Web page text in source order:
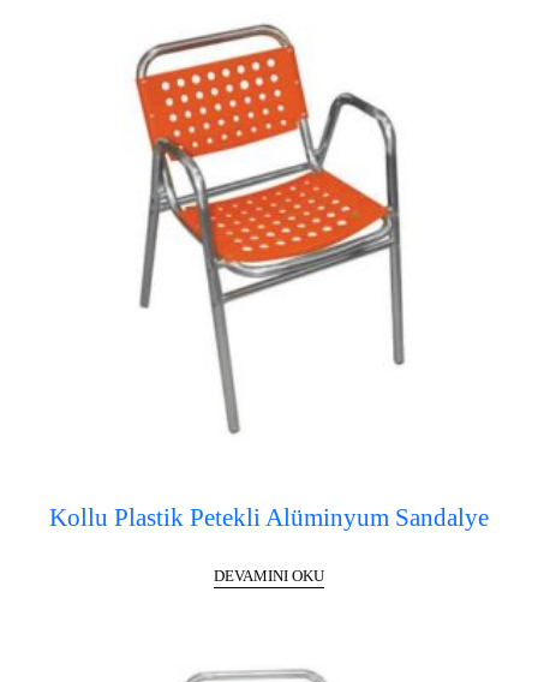
Kollu Plastik Petekli Alüminyum Sandalye
DEVAMINI OKU